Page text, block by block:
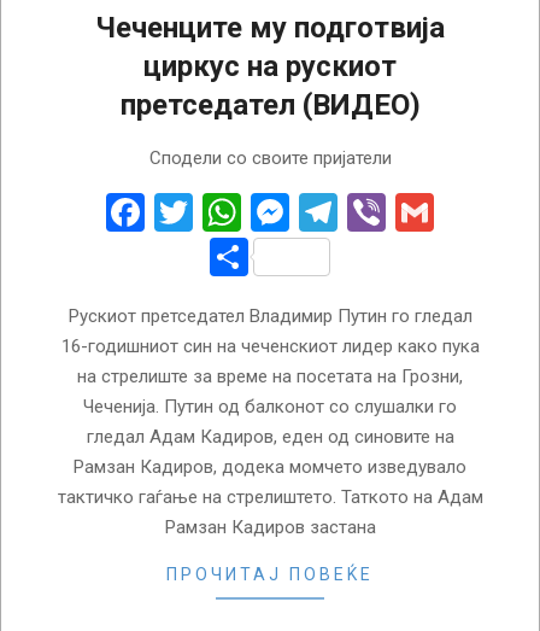
Чеченците му подготвија
циркус на рускиот
претседател (ВИДЕО)
Сподели со своите пријатели
Facebook
Twitter
WhatsApp
Messenger
Telegram
Viber
Share
Рускиот претседател Владимир Путин го гледал
16-годишниот син на чеченскиот лидер како пука
на стрелиште за време на посетата на Грозни,
Чеченија. Путин од балконот со слушалки го
гледал Адам Кадиров, еден од синовите на
Рамзан Кадиров, додека момчето изведувало
тактичко гаѓање на стрелиштето. Таткото на Адам
Рамзан Кадиров застана
ПРОЧИТАЈ ПОВЕЌЕ